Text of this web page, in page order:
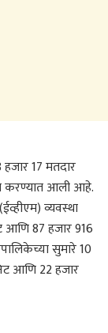
17 मतदार
करण्यात आली आहे.
व्यवस्था
आणि 87 हजार 916
सुमारे 10
आणि 22 हजार